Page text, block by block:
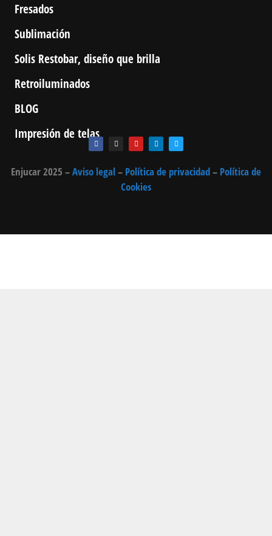
Fresados
Sublimación
Solis Restobar, diseño que brilla
Retroiluminados
BLOG
Impresión de telas
Enjucar 2025 –Aviso legal– Política de privacidad– Política de
Cookies